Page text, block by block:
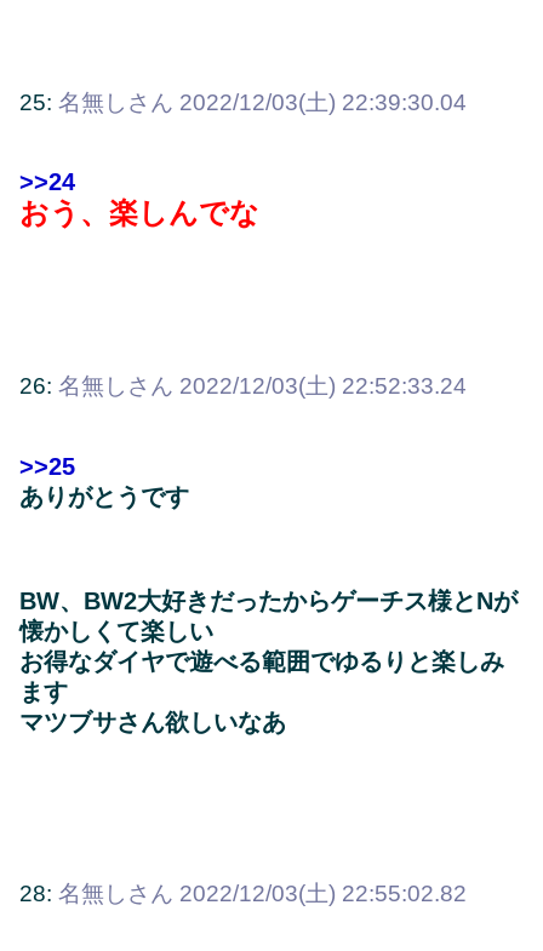
25: 名無しさん 2022/12/03(土) 22:39:30.04
>>24
おう、楽しんでな
26: 名無しさん 2022/12/03(土) 22:52:33.24
>>25
ありがとうです
BW、BW2大好きだったからゲーチス様とNが
懐かしくて楽しい
お得なダイヤで遊べる範囲でゆるりと楽しみ
ます
マツブサさん欲しいなあ
28: 名無しさん 2022/12/03(土) 22:55:02.82